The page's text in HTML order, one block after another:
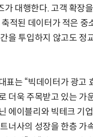
가 대행한다. 고객 확장
적된 데이터가 적은 중
을 투입하지 않고도 정
표는 “빅데이터가 광고
더욱 주목받고 있는 가
에이블리와 빅테크 기
너사의 성장을 한층 가